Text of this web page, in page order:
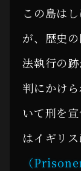
この島は
が、歴史
法執行の
判にかけ
いて刑を
はイギリ
（